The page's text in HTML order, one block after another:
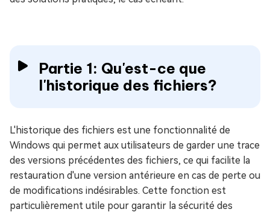
Partie 1: Qu'est-ce que
l'historique des fichiers?
L'historique des fichiers est une fonctionnalité de
Windows qui permet aux utilisateurs de garder une trace
des versions précédentes des fichiers, ce qui facilite la
restauration d'une version antérieure en cas de perte ou
de modifications indésirables. Cette fonction est
particulièrement utile pour garantir la sécurité des